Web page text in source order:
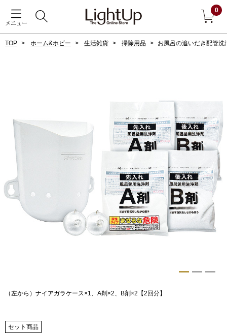
メニュー
0
ダーウェア
ン雑貨
戻る
ジャケット
コート
ブルゾン
その他
トップス
TOP ホーム&ホビー 生活雑貨 掃除用品 お風呂の追いだき配管洗
（左から）ナイアガラケース×1、A剤×2、B剤×2【2回分】
セット商品